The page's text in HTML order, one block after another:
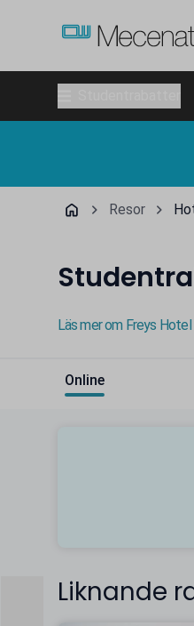
Resor
Läs mer om Freys Hotel
Online
Liknande